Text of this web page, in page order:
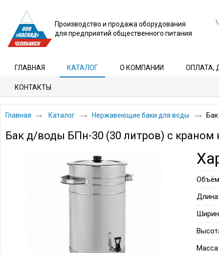
Производство и продажа оборудования
для предприятий общественного питания
ГЛАВНАЯ КАТАЛОГ О КОМПАНИИ ОПЛАТА,
КОНТАКТЫ
Главная Каталог Нержавеющие баки для воды
Бак д/воды БПн-30 (30 литров) с
Объём
Длина
Масса